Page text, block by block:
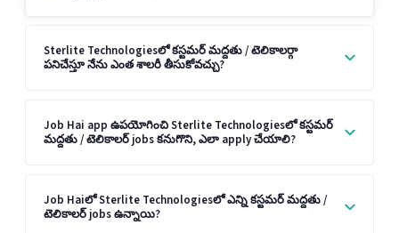
Sterlite Technologiesలో కస్టమర్ మద్దతు / టెలికాలర్గా
పనిచేస్తూ నేను ఎంత శాలరీ తీసుకోవచ్చు?
Job Hai app ఉపయోగించి Sterlite Technologiesలో కస్టమర్
మద్దతు / టెలికాలర్ jobs కనుగొని, ఎలా apply చేయాలి?
Job Haiలో Sterlite Technologiesలో ఎన్ని కస్టమర్ మద్దతు /
టెలికాలర్ jobs ఉన్నాయి?